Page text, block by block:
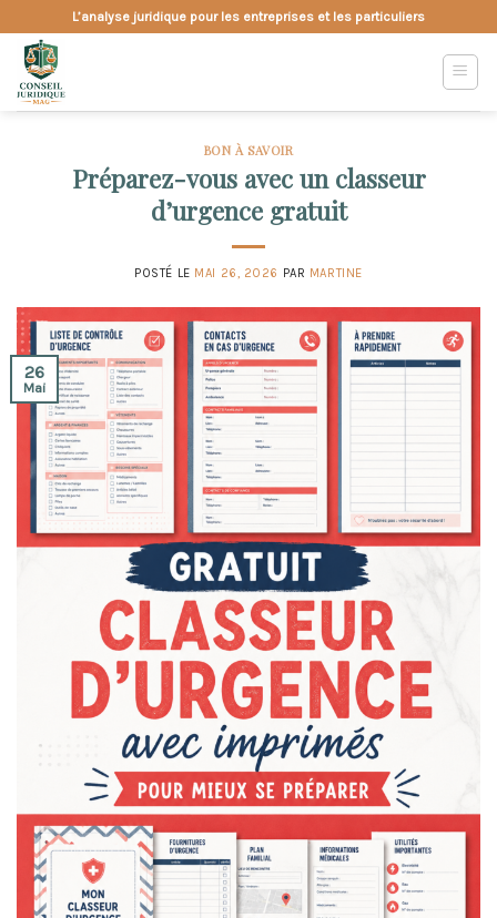
to
content
L’analyse juridique pour les entreprises et les particuliers
BON À SAVOIR
Préparez-vous avec un classeur
d’urgence gratuit
POSTÉ LE MAI 26, 2026 PAR MARTINE
26
Mai